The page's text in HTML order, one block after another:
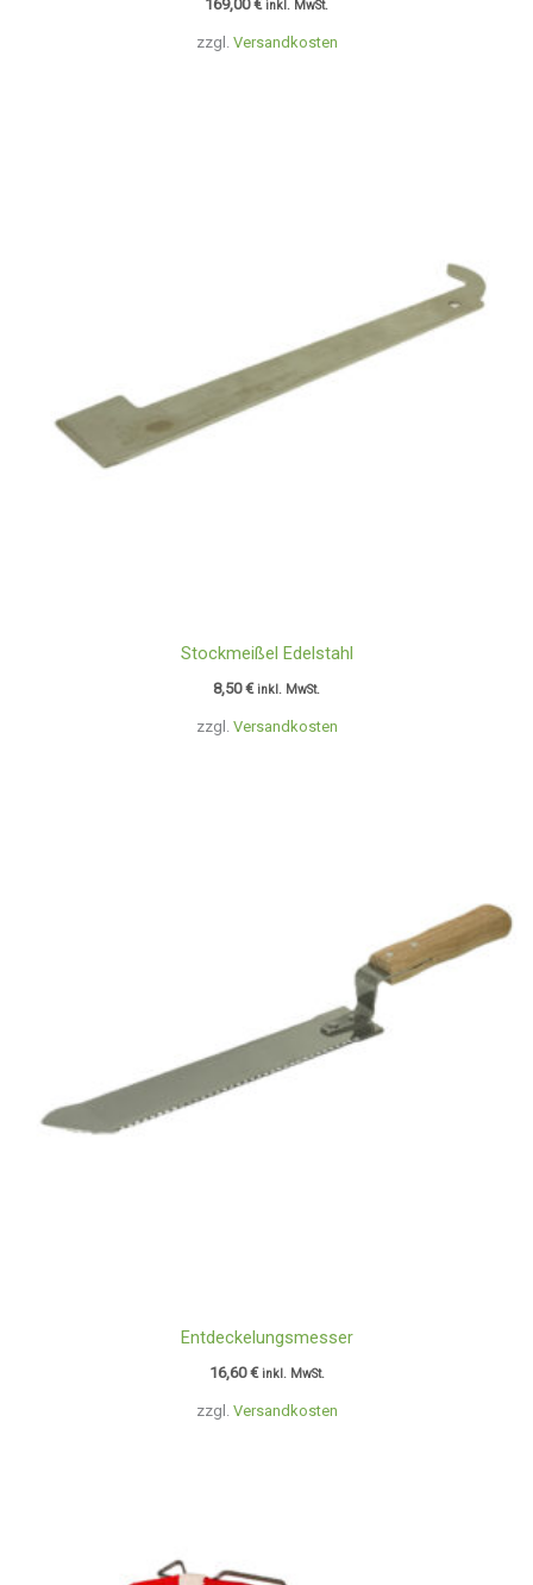
zzgl. Versandkosten
169,00€ inkl. MwSt.
zzgl. Versandkosten
Stockmeißel Edelstahl
8,50€ inkl. MwSt.
zzgl. Versandkosten
Entdeckelungsmesser
16,60€ inkl. MwSt.